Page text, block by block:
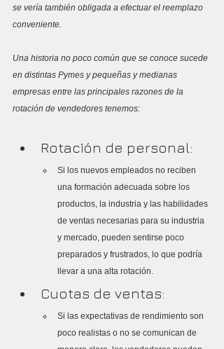
se vería también obligada a efectuar el reemplazo
conveniente.
Una historia no poco común que se conoce sucede
en distintas Pymes y pequeñas y medianas
empresas entre las principales razones de la
rotación de vendedores tenemos:
Rotación de personal:
Si los nuevos empleados no reciben
una formación adecuada sobre los
productos, la industria y las habilidades
de ventas necesarias para su industria
y mercado, pueden sentirse poco
preparados y frustrados, lo que podría
llevar a una alta rotación.
Cuotas de ventas:
Si las expectativas de rendimiento son
poco realistas o no se comunican de